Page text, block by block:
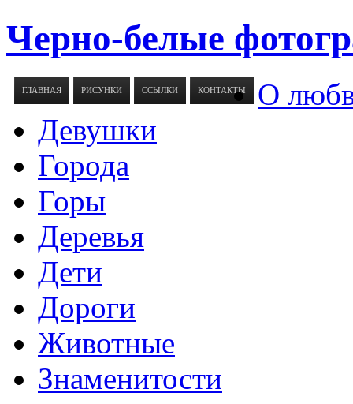
Черно-белые
ГЛАВНАЯ РИСУНКИ ССЫЛКИ КОНТАКТЫ
О
Девушки
Города
Горы
Деревья
Дети
Дороги
Животные
Знаменитости